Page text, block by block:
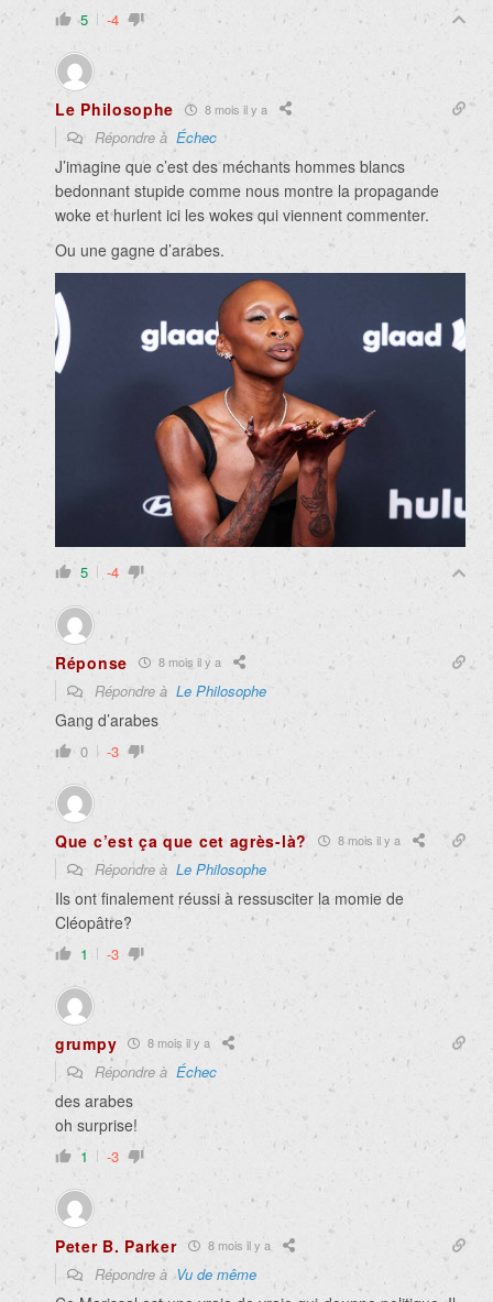
5 -4
Le Philosophe 8 mois il y a
Répondre à Échec
J’imagine que c’est des méchants hommes blancs
bedonnant stupide comme nous montre la propagande
woke et hurlent ici les wokes qui viennent commenter.
Ou une gagne d’arabes.
5 -4
Réponse 8 mois il y a
Répondre à Le Philosophe
Gang d’arabes
0 -3
Que c’est ça que cet agrès-là? 8 mois il y a
Répondre à Le Philosophe
Ils ont finalement réussi à ressusciter la momie de
Cléopâtre?
1 -3
grumpy 8 mois il y a
Répondre à Échec
des arabes
oh surprise!
1 -3
Peter B. Parker 8 mois il y a
Répondre àVu de même